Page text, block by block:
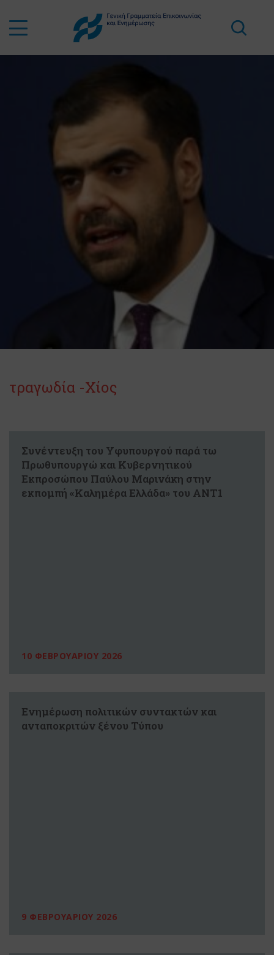
τραγωδία -Χίος
Συνέντευξη του Υφυπουργού παρά τω
Πρωθυπουργώ και Κυβερνητικού
Εκπροσώπου Παύλου Μαρινάκη στην
εκπομπή «Καλημέρα Ελλάδα» του ΑΝΤ1
10 ΦΕΒΡΟΥΑΡΙΟΥ 2026
Ενημέρωση πολιτικών συντακτών και
ανταποκριτών ξένου Τύπου
9 ΦΕΒΡΟΥΑΡΙΟΥ 2026